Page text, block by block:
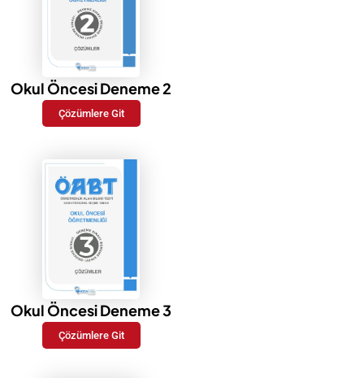
Okul Öncesi Deneme 2
Çözümlere Git
Okul Öncesi Deneme 3
Çözümlere Git